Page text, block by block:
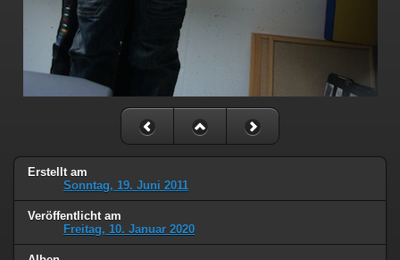
Erstellt am
Sonntag, 19. Juni 2011
Veröffentlicht am
Freitag, 10. Januar 2020